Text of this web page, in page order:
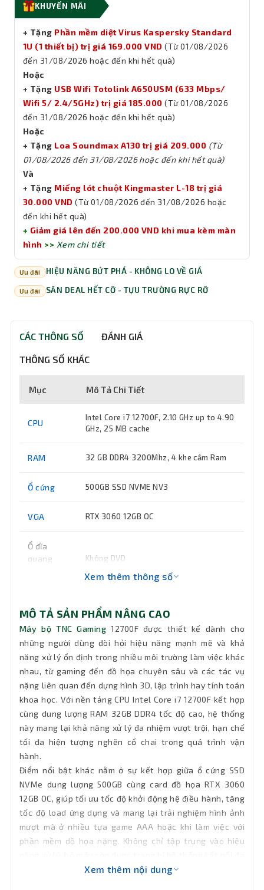
KHUYẾN MÃI
+ Tặng Phần mềm diệt Virus Kaspersky Standard
1U (1 thiết bị) trị giá 169.000 VND (Từ 01/08/2026
đến 31/08/2026 hoặc đến khi hết quà)
Hoặc
+ Tặng USB Wifi Totolink A650USM (633 Mbps/
Wifi 5/ 2.4/5GHz) trị giá 185.000 (Từ 01/08/2026
đến 31/08/2026 hoặc đến khi hết quà)
Hoặc
+ Tặng Loa Soundmax A130 trị giá 209.000 (Từ
01/08/2026 đến 31/08/2026 hoặc đến khi hết quà)
Và
+ Tặng Miếng lót chuột Kingmaster L-18 trị giá
30.000 VND (Từ 01/08/2026 đến 31/08/2026 hoặc
đến khi hết quà)
+ Giảm giá lên đến 200.000 VND khi mua kèm màn
hình >> Xem chi tiết
Ưu đãi HIỆU NĂNG BỨT PHÁ - KHÔNG LO VỀ GIÁ
Ưu đãi SĂN DEAL HẾT CỠ - TỰU TRƯỜNG RỰC RỠ
CÁC THÔNG SỐ ĐÁNH GIÁ
THÔNG SỐ KHÁC
Mục Mô Tả Chi Tiết
CPU
Intel Core i7 12700F, 2.10 GHz up to 4.90
GHz, 25 MB cache
RAM 32 GB DDR4 3200Mhz, 4 khe cắm Ram
Ổ cứng 500GB SSD NVME NV3
VGA RTX 3060 12GB OC
Ổ đĩa
quang
Không DVD
Wifi Chưa có sẵn (có thể gắn thêm)
Kết nối
mạng LAN
1 x LAN 2.5Gb
Bluetooth Chưa có sẵn (có thể gắn thêm)
Phân loại Thùng Tower
Cổng xuất
hình
1 x HDMI, 1 x VGA
Cổng kết
nối
2 x USB 3.2 Gen 2, 2 x USB 3.2 Gen 1, 2 x
USB 2.0, 1 x PS/2 Keyboard/Mouse
combo, 1 x HDMI, 1 x DisplayPort, 3 x
Audio jacks, 1 x LAN 2.5Gb
Xem thêm thông số
MÔ TẢ SẢN PHẨM NÂNG CAO
Máy bộ TNC Gaming 12700F được thiết kế dành cho
những người dùng đòi hỏi hiệu năng mạnh mẽ và khả
năng xử lý ổn định trong nhiều môi trường làm việc khác
nhau, từ gaming đến đồ họa chuyên sâu và các tác vụ
nặng liên quan đến dựng hình 3D, lập trình hay tính toán
khoa học. Với nền tảng CPU Intel Core i7 12700F kết hợp
cùng dung lượng RAM 32GB DDR4 tốc độ cao, hệ thống
này mang lại khả năng xử lý đa nhiệm vượt trội, hạn chế
tối đa hiện tượng nghẽn cổ chai trong quá trình vận
hành.
Điểm nổi bật khác nằm ở sự kết hợp giữa ổ cứng SSD
NVMe dung lượng 500GB cùng card đồ họa RTX 3060
12GB OC, giúp tối ưu tốc độ khởi động hệ điều hành, tăng
tốc độ load ứng dụng và mang lại trải nghiệm hình ảnh
mượt mà ở nhiều tựa game AAA hoặc khi làm việc với
phần mềm đồ họa nặng. Không chỉ tập trung vào hiệu
dạng, khả năng nâng cấp linh hoạt cùng thiết kế Tower
Xem thêm nội dung